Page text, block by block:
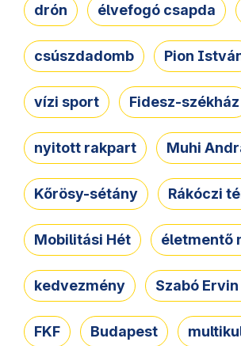
drón élvefogó csapda
csúszdadomb Pion
vízi sport Fidesz-székház
nyitott rakpart Muhi
Kőrösy-sétány Rákóczi
Mobilitási Hét életmentő
kedvezmény Szabó
FKF Budapest